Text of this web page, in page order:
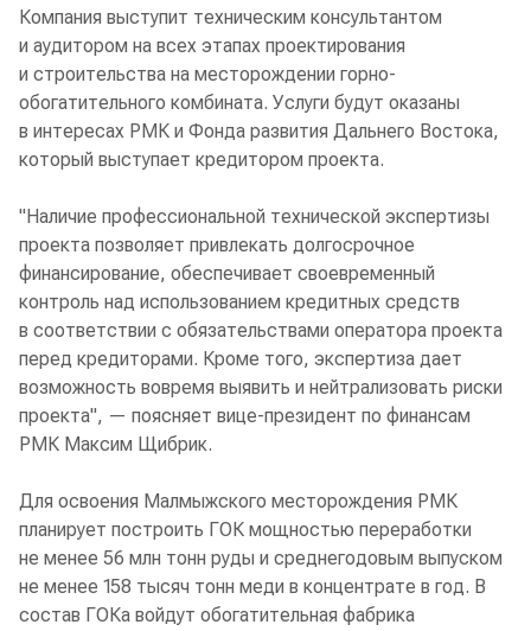
Компания выступит техническим консультантом
и аудитором на всех этапах проектирования
и строительства на месторождении горно-
обогатительного комбината. Услуги будут оказаны
в интересах РМК и Фонда развития Дальнего Востока,
который выступает кредитором проекта.
"Наличие профессиональной технической экспертизы
проекта позволяет привлекать долгосрочное
финансирование, обеспечивает своевременный
контроль над использованием кредитных средств
в соответствии с обязательствами оператора проекта
перед кредиторами. Кроме того, экспертиза дает
возможность вовремя выявить и нейтрализовать риски
проекта", — поясняет вице-президент по финансам
РМК Максим Щибрик.
Для освоения Малмыжского месторождения РМК
планирует построить ГОК мощностью переработки
не менее 56 млн тонн руды и среднегодовым выпуском
не менее 158 тысяч тонн меди в концентрате в год. В
состав ГОКа войдут обогатительная фабрика